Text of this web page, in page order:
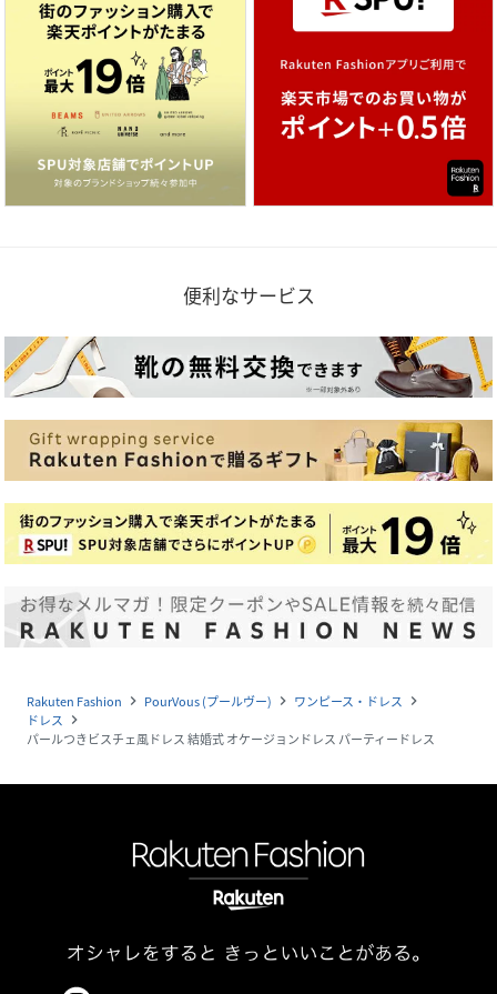
便利なサービス
Rakuten Fashion navigate_next PourVous (プールヴー) navigate_next ワンピース・ドレス navigate_next
ドレス navigate_next
パールつきビスチェ風ドレス 結婚式 オケージョンドレス パーティードレス